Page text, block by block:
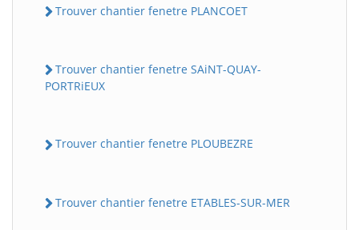
Trouver chantier fenetre PLANCOET
Trouver chantier fenetre SAiNT-QUAY-
PORTRiEUX
Trouver chantier fenetre PLOUBEZRE
Trouver chantier fenetre ETABLES-SUR-MER